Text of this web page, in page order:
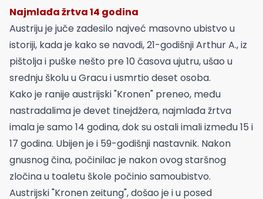
Najmlađa žrtva 14 godina
Austriju je juče zadesilo najveć masovno ubistvo u
istoriji, kada je kako se navodi, 21-godišnji Arthur A., iz
pištolja i puške nešto pre 10 časova ujutru, ušao u
srednju školu u Gracu i usmrtio deset osoba.
Kako je ranije austrijski "Kronen" preneo, među
nastradalima je devet tinejdžera, najmlađa žrtva
imala je samo 14 godina, dok su ostali imali između 15 i
17 godina. Ubijen je i 59-godišnji nastavnik. Nakon
gnusnog čina, počinilac je nakon ovog staršnog
zločina u toaletu škole počinio samoubistvo.
Austrijski "Kronen zeitung", došao je i u posed